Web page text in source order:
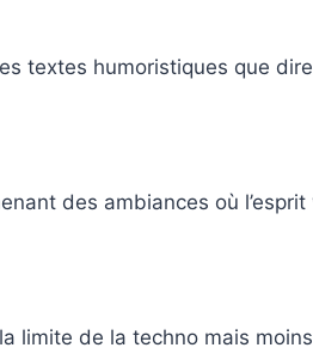
textes humoristiques que
des ambiances où
limite de la techno mais